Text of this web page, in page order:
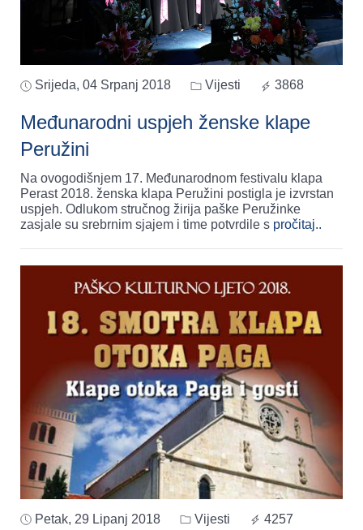
Srijeda, 04 Srpanj 2018 Vijesti 3868
Međunarodni uspjeh ženske klape
Peružini
Na ovogodišnjem 17. Međunarodnom festivalu klapa
Perast 2018. ženska klapa Peružini postigla je izvrstan
uspjeh. Odlukom stručnog žirija paške Peružinke
zasjale su srebrnim sjajem i time potvrdile s pročitaj..
Petak, 29 Lipanj 2018 Vijesti 4257